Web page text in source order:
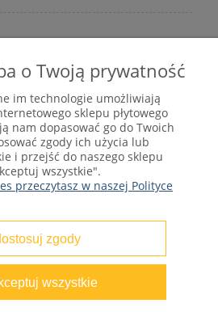
601 262 000
GRAMOFONIA
wersję strony
Shoper.pl
o Twoją prywatność
im technologie umożliwiają
sklepu płytowego
nam dopasować go do Twoich
zgody ich użycia lub
i przejść do naszego sklepu
wszystkie".
przeczytasz w naszej Polityce
zgody
wszystkie